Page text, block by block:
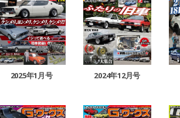
2025年1月号 2024年12月号